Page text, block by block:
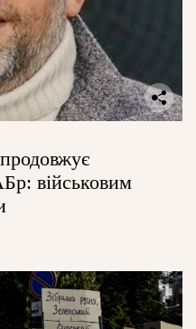
військовим